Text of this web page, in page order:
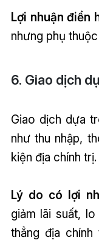
Lợi nhuận điển
nhưng phụ
6. Giao dịch
Giao dịch dựa
như thu nhập,
kiện địa chính trị.
Lý do có lợi
giảm lãi suất,
thẳng địa